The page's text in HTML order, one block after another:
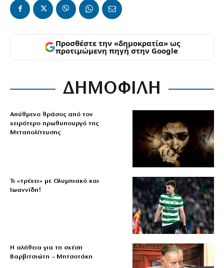
Προσθέστε την «δημοκρατία» ως
προτιμώμενη πηγή στην Google
ΔΗΜΟΦΙΛΗ
Απύθμενο θράσος από τον
χειρότερο πρωθυπουργό της
Μεταπολίτευσης
Τι «τρέχει» με Ολυμπιακό και
Ιωαννίδη!
Η αλήθεια για τη σχέση
Βαρβιτσιώτη – Μητσοτάκη